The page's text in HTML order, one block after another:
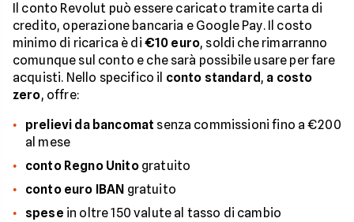
Il conto Revolut può essere caricato tramite carta di
credito, operazione bancaria e Google Pay. Il costo
minimo di ricarica è di €10 euro, soldi che rimarranno
comunque sul conto e che sarà possibile usare per fare
acquisti. Nello specifico il conto standard , a costo
zero, offre:
prelievi da bancomat senza commissioni fino a €200
al mese
conto Regno Unitogratuito
conto euro IBAN gratuito
spese in oltre 150 valute al tasso di cambio